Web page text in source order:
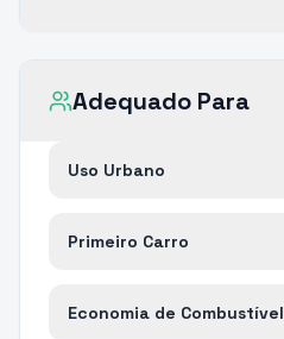
Adequado Para
Uso Urbano
Primeiro Carro
Economia de Combustível